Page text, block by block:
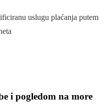
uslugu plaćanja putem
i pogledom na more